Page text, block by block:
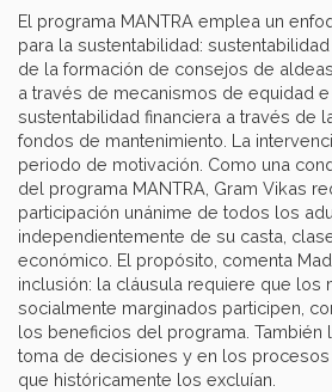
El programa MANTRA emplea un
para la sustentabilidad:
de la formación de consejos de
a través de mecanismos de equidad
sustentabilidad financiera a través de
fondos de mantenimiento. La
periodo de motivación. Como una
del programa MANTRA, Gram Vikas
participación unánime de todos los
independientemente de su casta,
económico. El propósito, comenta
inclusión: la cláusula requiere que los
socialmente marginados participen,
los beneficios del programa. También
toma de decisiones y en los
que históricamente los excluían.